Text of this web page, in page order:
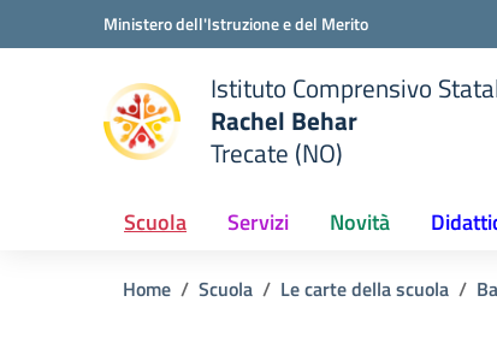
Vai ai contenuti
Vai al menu di navigazioneMinistero dell'Istruzione e del Merito
scuola
Istituto Comprensivo
Rachel Behar
Trecate (NO)
Scuola Servizi Novità
Home Scuola Le carte della scuola